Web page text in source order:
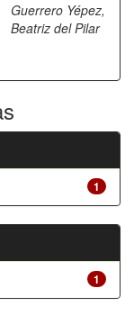
Guerrero Yépez,
Beatriz del Pilar
1
1